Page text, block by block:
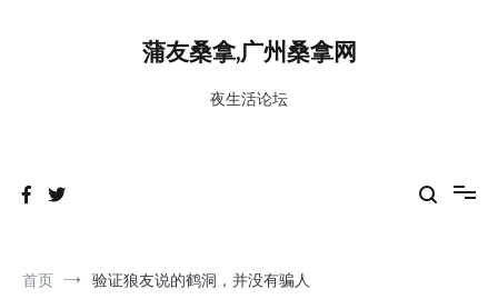
蒲友桑拿,广州桑拿网
夜生活论坛
首页 验证狼友说的鹤洞，并没有骗人